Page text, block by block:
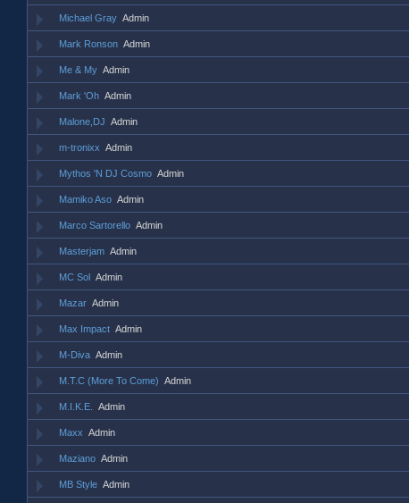
Michael Gray Admin
Mark Ronson Admin
Me & My Admin
Mark 'Oh Admin
Malone,DJ Admin
m-tronixx Admin
Mythos 'N DJ Cosmo Admin
Mamiko Aso Admin
Marco Sartorello Admin
Masterjam Admin
MC Sol Admin
Mazar Admin
Max Impact Admin
M-Diva Admin
M.T.C (More To Come) Admin
M.I.K.E. Admin
Maxx Admin
Maziano Admin
MB Style Admin